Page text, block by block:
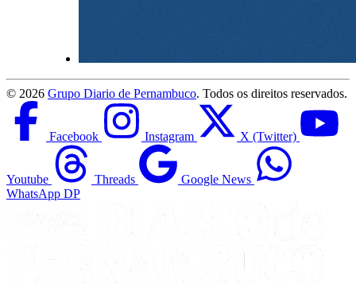
© 2026 Grupo Diario de Pernambuco. Todos os direitos reservados.
Facebook Instagram X (Twitter)
Youtube Threads
Google News
WhatsApp DP